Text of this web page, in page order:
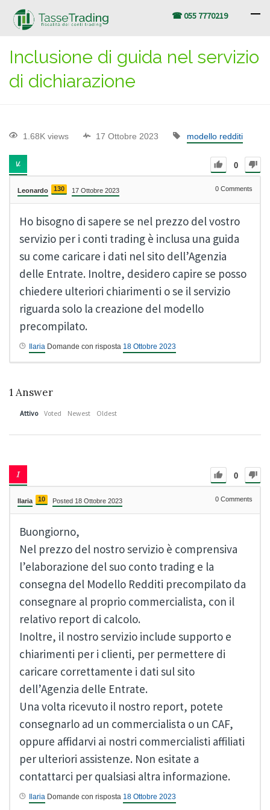
☎ 055 7770219
Inclusione di guida nel servizio
di dichiarazione
1.68K views 17 Ottobre 2023 modello redditi
0
Leonardo 130 17 Ottobre 2023 0 Comments
Ho bisogno di sapere se nel prezzo del vostro
servizio per i conti trading è inclusa una guida
su come caricare i dati nel sito dell’Agenzia
delle Entrate. Inoltre, desidero capire se posso
chiedere ulteriori chiarimenti o se il servizio
riguarda solo la creazione del modello
precompilato.
Ilaria Domande con risposta 18 Ottobre 2023
1 Answer
Attivo Voted Newest Oldest
0
Ilaria 10 Posted 18 Ottobre 2023 0 Comments
Buongiorno,
Nel prezzo del nostro servizio è comprensiva
l’elaborazione del suo conto trading e la
consegna del Modello Redditi precompilato da
consegnare al proprio commercialista, con il
relativo report di calcolo.
Inoltre, il nostro servizio include supporto e
chiarimenti per i clienti, per permettere di
caricare correttamente i dati sul sito
dell’Agenzia delle Entrate.
Una volta ricevuto il nostro report, potete
consegnarlo ad un commercialista o un CAF,
oppure affidarvi ai nostri commercialisti affiliati
per ulteriori assistenze. Non esitate a
contattarci per qualsiasi altra informazione.
Ilaria Domande con risposta 18 Ottobre 2023